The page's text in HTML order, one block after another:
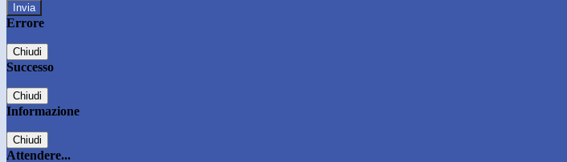
Errore
Chiudi
Successo
Chiudi
Informazione
Chiudi
Attendere...